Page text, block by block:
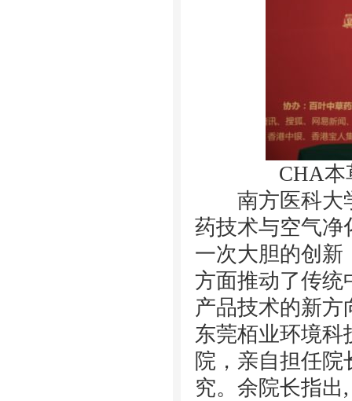
CHA本
南方医科大学
药技术与空气净
一次大胆的创新
方面推动了传统
产品技术的新方
东莞栢业环境
院，亲自担任院
究。余院长指出